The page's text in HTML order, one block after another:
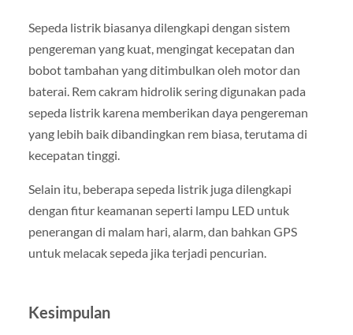
Sepeda listrik biasanya dilengkapi dengan sistem
pengereman yang kuat, mengingat kecepatan dan
bobot tambahan yang ditimbulkan oleh motor dan
baterai. Rem cakram hidrolik sering digunakan pada
sepeda listrik karena memberikan daya pengereman
yang lebih baik dibandingkan rem biasa, terutama di
kecepatan tinggi.
Selain itu, beberapa sepeda listrik juga dilengkapi
dengan fitur keamanan seperti lampu LED untuk
penerangan di malam hari, alarm, dan bahkan GPS
untuk melacak sepeda jika terjadi pencurian.
Kesimpulan